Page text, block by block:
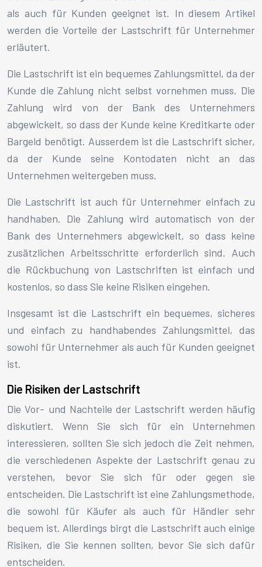
als auch für Kunden geeignet ist. In diesem Artikel
werden die Vorteile der Lastschrift für Unternehmer
erläutert.
Die Lastschrift ist ein bequemes Zahlungsmittel, da der
Kunde die Zahlung nicht selbst vornehmen muss. Die
Zahlung wird von der Bank des Unternehmers
abgewickelt, so dass der Kunde keine Kreditkarte oder
Bargeld benötigt. Ausserdem ist die Lastschrift sicher,
da der Kunde seine Kontodaten nicht an das
Unternehmen weitergeben muss.
Die Lastschrift ist auch für Unternehmer einfach zu
handhaben. Die Zahlung wird automatisch von der
Bank des Unternehmers abgewickelt, so dass keine
zusätzlichen Arbeitsschritte erforderlich sind. Auch
die Rückbuchung von Lastschriften ist einfach und
kostenlos, so dass Sie keine Risiken eingehen.
Insgesamt ist die Lastschrift ein bequemes, sicheres
und einfach zu handhabendes Zahlungsmittel, das
sowohl für Unternehmer als auch für Kunden geeignet
ist.
Die Risiken der Lastschrift
Die Vor- und Nachteile der Lastschrift werden häufig
diskutiert. Wenn Sie sich für ein Unternehmen
interessieren, sollten Sie sich jedoch die Zeit nehmen,
die verschiedenen Aspekte der Lastschrift genau zu
verstehen, bevor Sie sich für oder gegen sie
entscheiden. Die Lastschrift ist eine Zahlungsmethode,
die sowohl für Käufer als auch für Händler sehr
bequem ist. Allerdings birgt die Lastschrift auch einige
Risiken, die Sie kennen sollten, bevor Sie sich dafür
entscheiden.